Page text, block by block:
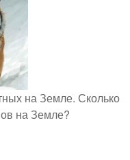
на Земле. Сколько
на Земле?